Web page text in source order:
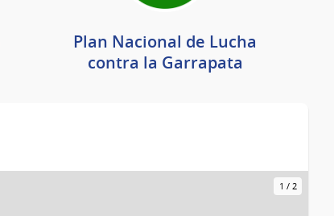
Plan Nacional de Lucha
contra la Garrapata
1 / 2